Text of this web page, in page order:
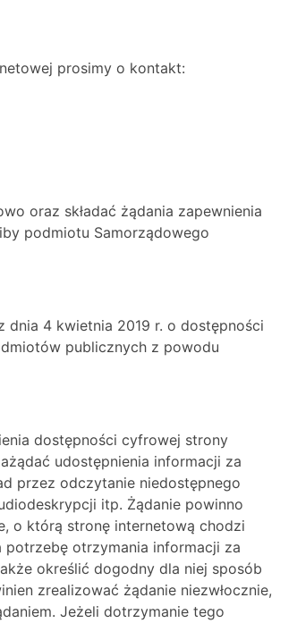
prosimy o kontakt:
oraz składać żądania zapewnienia
podmiotu Samorządowego
4 kwietnia 2019 r. o dostępności
publicznych z powodu
dostępności cyfrowej strony
udostępnienia informacji za
przez odczytanie niedostępnego
itp. Żądanie powinno
o którą stronę internetową chodzi
potrzebę otrzymania informacji za
określić dogodny dla niej sposób
zrealizować żądanie niezwłocznie,
Jeżeli dotrzymanie tego